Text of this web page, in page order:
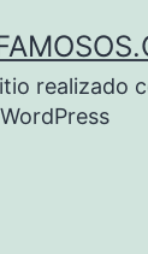
realizado
WordPress